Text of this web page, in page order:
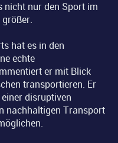
nicht nur den Sport im
hat es in den
echte
er mit Blick
transportieren. Er
disruptiven
nachhaltigen Transport